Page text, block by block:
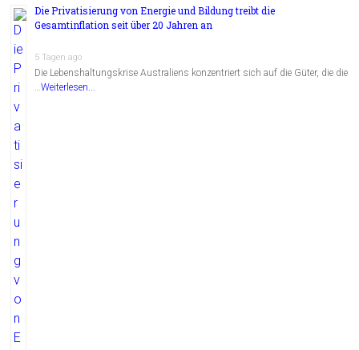
Die Privatisierung von Energie und Bildung treibt die
Gesamtinflation seit über 20 Jahren an
5 Tagen ago
Die Lebenshaltungskrise Australiens konzentriert sich auf die Güter, die die
…Weiterlesen...